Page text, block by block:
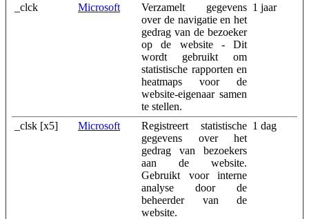
_clck
Microsoft
Verzamelt gegevens
over de navigatie en het
gedrag van de bezoeker
op de website - Dit
wordt gebruikt om
statistische rapporten en
heatmaps voor de
website-eigenaar samen
te stellen.
1 jaar
_clsk [x5] Microsoft
Registreert statistische
gegevens over het
gedrag van bezoekers
aan de website.
Gebruikt voor interne
analyse door de
beheerder van de
website.
1 dag